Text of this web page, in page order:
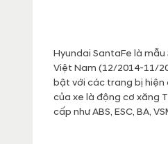
Hyundai SantaFe là
Việt Nam (12/2014-11/
bật với các trang bị hiện
của xe là động cơ xăng
cấp như ABS, ESC, BA,